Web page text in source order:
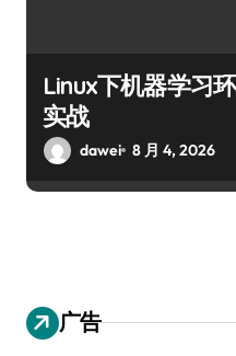
Linux下机器学习
实战
dawei 8 月 4, 2026
广告